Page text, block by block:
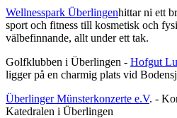
Wellnesspark Überlingenhittar ni ett
sport och fitness till kosmetisk och
välbefinnande, allt under ett tak.
Golfklubben i Überlingen - Hofgut
ligger på en charmig plats vid
Überlinger Münsterkonzerte e.V. -
Katedralen i Überlingen